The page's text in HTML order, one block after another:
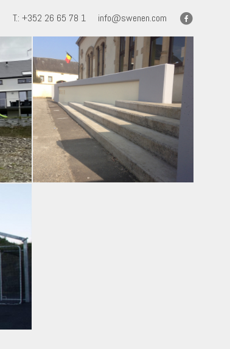
info@swenen.com
T.: +352 26 65 78 1